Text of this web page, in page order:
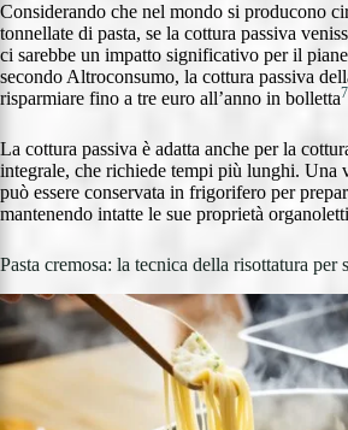
Considerando che nel mondo si producono
tonnellate di pasta, se la cottura passiva
ci sarebbe un impatto significativo per il
secondo Altroconsumo, la cottura passiva
risparmiare fino a tre euro all’anno in bolletta7
La cottura passiva è adatta anche per la
integrale, che richiede tempi più lunghi. Una
può essere conservata in frigorifero per
mantenendo intatte le sue proprietà
Pasta cremosa: la tecnica della risottatura per